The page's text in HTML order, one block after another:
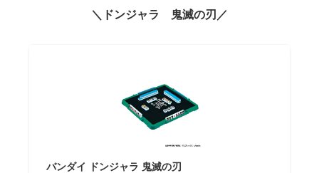
＼ドンジャラ 鬼滅の刃／
バンダイ ドンジャラ 鬼滅の刃